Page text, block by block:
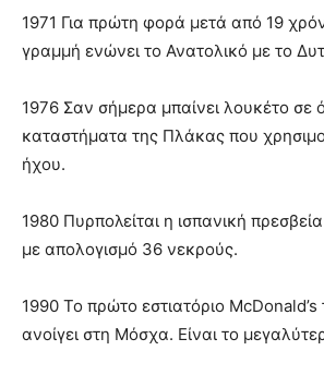
1971 Για πρώτη φορά μετά από 19
γραμμή ενώνει το Ανατολικό με το
1976 Σαν σήμερα μπαίνει λουκέτο σε
καταστήματα της Πλάκας που
ήχου.
1980 Πυρπολείται η ισπανική
με απολογισμό 36 νεκρούς.
1990 Το πρώτο εστιατόριο
ανοίγει στη Μόσχα. Είναι το